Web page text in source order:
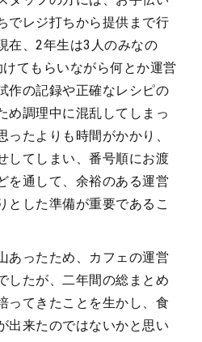
でレジ打ちから提供まで行
在、2年生は3人のみなの
てもらいながら何とか運営
作の記録や正確なレシピの
め調理中に混乱してしまっ
ったよりも時間がかかり、
してしまい、番号順にお渡
を通して、余裕のある運営
とした準備が重要であるこ
あったため、カフェの運営
したが、二年間の総まとめ
ってきたことを生かし、食
出来たのではないかと思い